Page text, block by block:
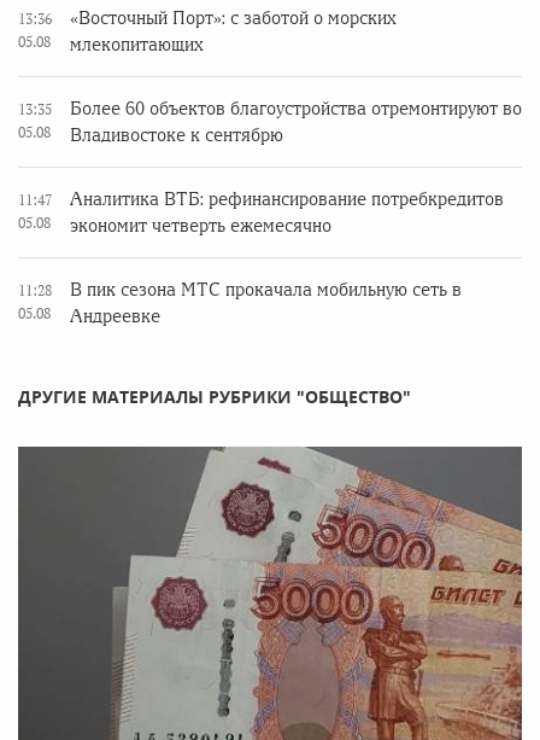
13:36
05.08
«Восточный Порт»: с заботой о морских
млекопитающих
13:35
05.08
Более 60 объектов благоустройства отремонтируют во
Владивостоке к сентябрю
11:47
05.08
Аналитика ВТБ: рефинансирование потребкредитов
экономит четверть ежемесячно
11:28
05.08
В пик сезона МТС прокачала мобильную сеть в
Андреевке
ДРУГИЕ МАТЕРИАЛЫ РУБРИКИ "ОБЩЕСТВО"